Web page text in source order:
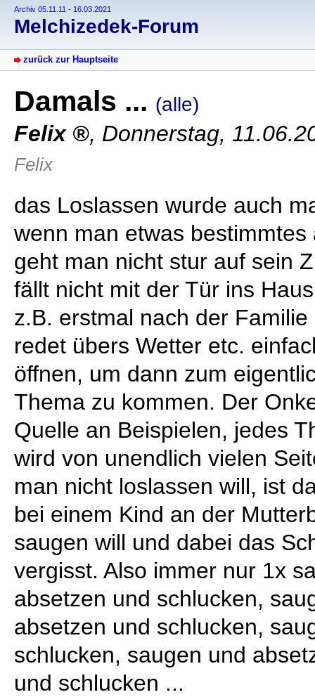
Archiv 05.11.11 - 16.03.2021
Melchizedek-Forum
zurück zur Hauptseite
Damals ... (alle)
Felix , Donnerstag,
Felix
das Loslassen wurde auch
wenn man etwas
geht man nicht stur auf sein
fällt nicht mit der Tür ins
z.B. erstmal nach der Familie
redet übers Wetter etc.
öffnen, um dann zum
Thema zu kommen. Der
Quelle an Beispielen, jedes
wird von unendlich vielen
man nicht loslassen will, ist
bei einem Kind an der
saugen will und dabei das
vergisst. Also immer nur 1x
absetzen und schlucken,
absetzen und schlucken,
schlucken, saugen und
und schlucken ...